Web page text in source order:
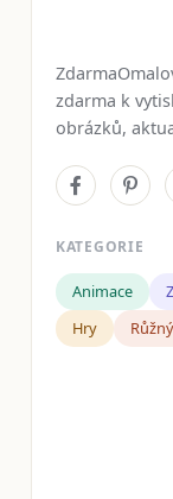
zdarma k
obrázků,
KATEGORIE
Animace
Hry
Růžný